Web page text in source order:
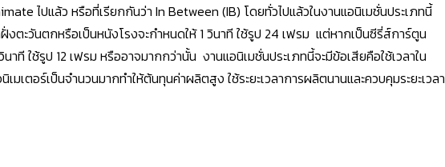
ไปแล้ว หรือที่เรียกกันว่า In Between (IB) โดยทั่วไปแล้วในงานแอนิเมชั่นประเภทนี้
งตะวันตกหรือเป็นหนังโรงจะกำหนดให้ 1 วินาที ใช้รูป 24 เฟรม แต่หากเป็นซีรี่ส์การ์ตูน
าที ใช้รูป 12 เฟรม หรืออาจมากกว่านั้น งานแอนิเมชั่นประเภทนี้จะมีข้อเสียคือใช้เวลาใน
มเตอร์เป็นจำนวนมากทำให้ต้นทุนค่าผลิตสูง ใช้ระยะเวลาการผลิตนานและควบคุมระยะเวลา